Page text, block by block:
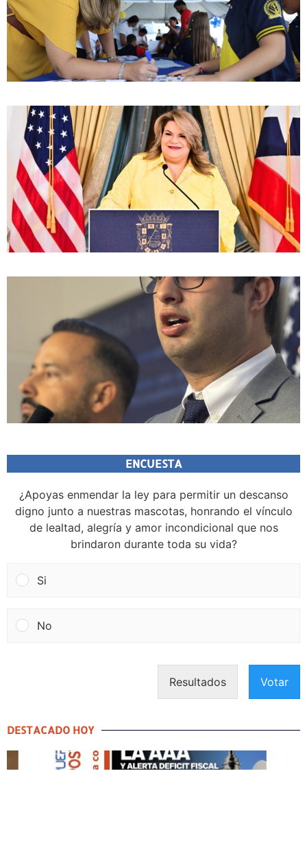
ENCUESTA
¿Apoyas enmendar la ley para permitir un descanso
digno junto a nuestras mascotas, honrando el vínculo
de lealtad, alegría y amor incondicional que nos
brindaron durante toda su vida?
Si
No
Resultados Votar
DESTACADO HOY